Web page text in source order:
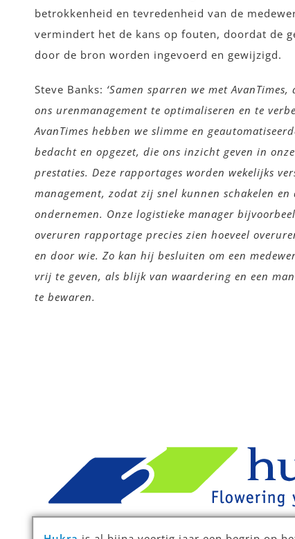
betrokkenheid en tevredenheid van de
vermindert het de kans op fouten, doordat de
door de bron worden ingevoerd en gewijzigd.
Steve Banks: ‘Samen sparren we met
ons urenmanagement te optimaliseren en te
AvanTimes hebben we slimme en
bedacht en opgezet, die ons inzicht geven in
prestaties. Deze rapportages worden wekelijks
management, zodat zij snel kunnen schakelen en
ondernemen. Onze logistieke manager
overuren rapportage precies zien hoeveel
en door wie. Zo kan hij besluiten om een
vrij te geven, als blijk van waardering en een
te bewaren.